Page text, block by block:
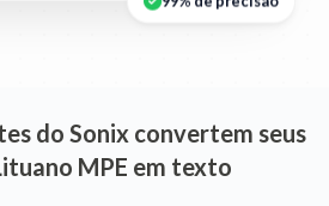
99% de precisão
do Sonix convertem seus
MPE em texto